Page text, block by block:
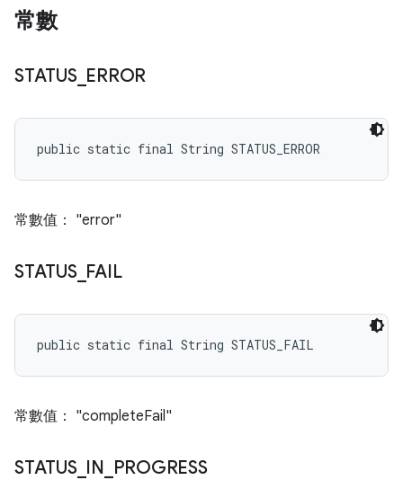
常數
STATUS_ ERROR
public static final String STATUS_ERROR
常數值： "error"
STATUS_ FAIL
public static final String STATUS_FAIL
常數值： "completeFail"
STATUS_ IN PROGRESS